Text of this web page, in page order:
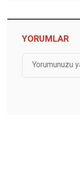
YORUMLAR